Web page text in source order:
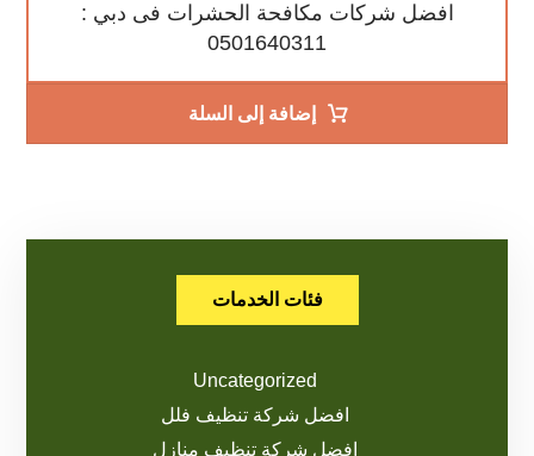
افضل شركات مكافحة الحشرات فى دبي :
0501640311
إضافة إلى السلة
فئات الخدمات
Uncategorized
افضل شركة تنظيف فلل
افضل شركة تنظيف منازل